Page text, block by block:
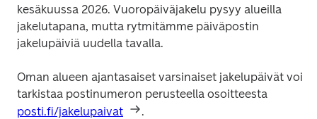
kesäkuussa 2026. Vuoropäiväjakelu pysyy alueilla
jakelutapana, mutta rytmitämme päiväpostin
jakelupäiviä uudella tavalla.
Oman alueen ajantasaiset varsinaiset jakelupäivät voi
posti.fi/jakelupaivat
.